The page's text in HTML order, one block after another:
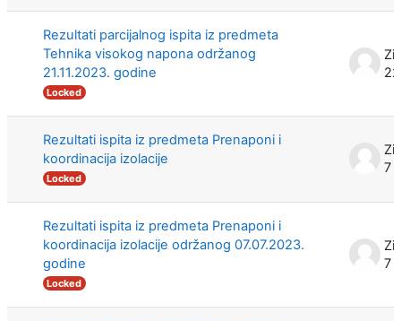
Rezultati parcijalnog ispita iz predmeta
Tehnika visokog napona održanog
21.11.2023. godine
Locked
Rezultati ispita iz predmeta Prenaponi i
koordinacija izolacije
Locked
7
Rezultati ispita iz predmeta Prenaponi i
koordinacija izolacije održanog 07.07.2023.
godine
Locked
7